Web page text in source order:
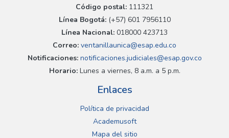
Código postal: 111321
Línea Bogotá:(+57) 601 7956110
Línea Nacional: 018000 423713
Correo: ventanillaunica@esap.edu.co
Notificaciones:notificaciones.judiciales@esap.gov.co
Horario:Lunes a viernes, 8 a.m. a 5 p.m.
Enlaces
Política de privacidad
Academusoft
Mapa del sitio